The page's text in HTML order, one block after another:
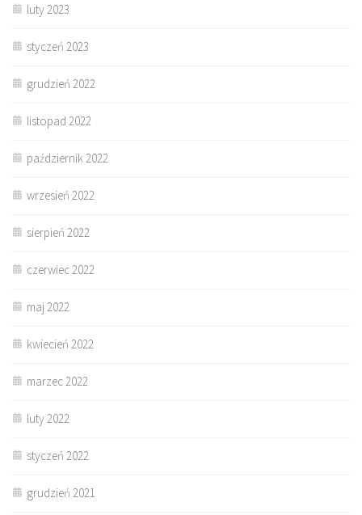
luty 2023
styczeń 2023
grudzień 2022
listopad 2022
październik 2022
wrzesień 2022
sierpień 2022
czerwiec 2022
maj 2022
kwiecień 2022
marzec 2022
luty 2022
styczeń 2022
grudzień 2021